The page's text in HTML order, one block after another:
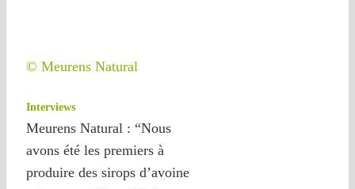
© Meurens Natural
Interviews
Meurens Natural : “Nous
avons été les premiers à
produire des sirops d’avoine